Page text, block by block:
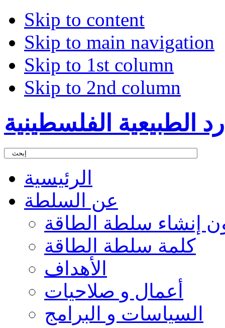
Skip to content
Skip to main navigation
Skip to 1st column
Skip to 2nd column
الطبيعية الفلسطينية
الرئيسية
عن السلطة
إنشاء سلطة الطاقة
كلمة سلطة الطاقة
الأهداف
أعمال و صلاحيات
السياسات و البرامج